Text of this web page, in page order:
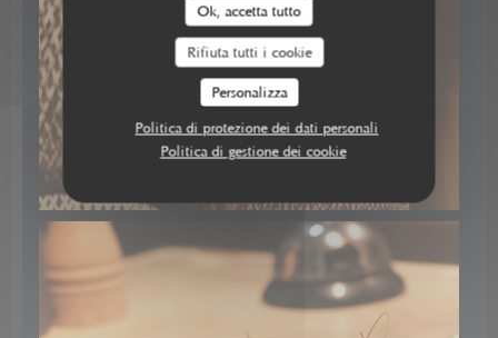
Ok, accetta tutto
Rifiuta tutti i cookie
Personalizza
Politica di protezione dei dati personali
Politica di gestione dei cookie